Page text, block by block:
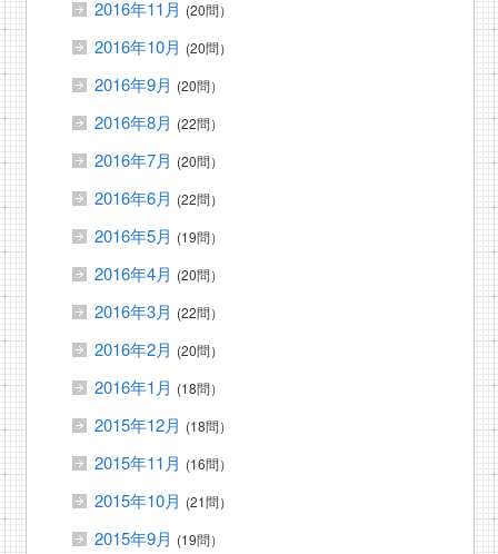
2016年11月 (20問）
2016年10月 (20問）
2016年9月 (20問）
2016年8月 (22問）
2016年7月 (20問）
2016年6月 (22問）
2016年5月 (19問）
2016年4月 (20問）
2016年3月 (22問）
2016年2月 (20問）
2016年1月 (18問）
2015年12月 (18問）
2015年11月 (16問）
2015年10月 (21問）
2015年9月 (19問）